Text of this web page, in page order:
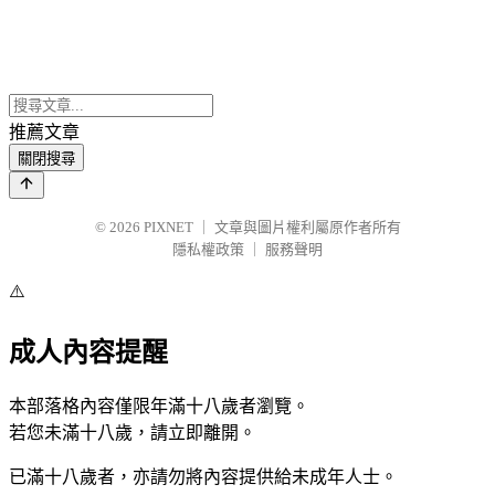
推薦文章
關閉搜尋
© 2026 PIXNET
文章與圖片權利屬原作者所有
隱私權政策
服務聲明
⚠️
成人內容提醒
本部落格內容僅限年滿十八歲者瀏覽。
若您未滿十八歲，請立即離開。
已滿十八歲者，亦請勿將內容提供給未成年人士。